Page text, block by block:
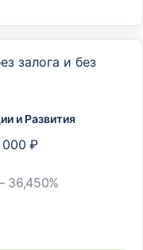
залога и без
и Развития
000 ₽
36,450%